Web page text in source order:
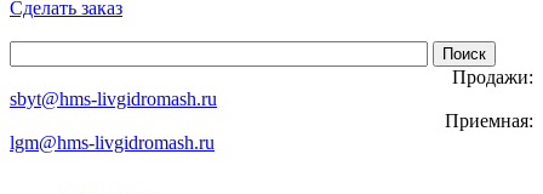
Сделать заказ
Продажи:
sbyt@hms-livgidromash.ru
Приемная:
lgm@hms-livgidromash.ru